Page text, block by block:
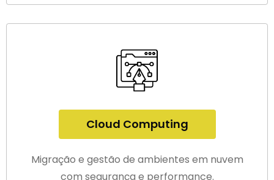
Cloud Computing
Migração e gestão de ambientes em nuvem
com segurança e performance.